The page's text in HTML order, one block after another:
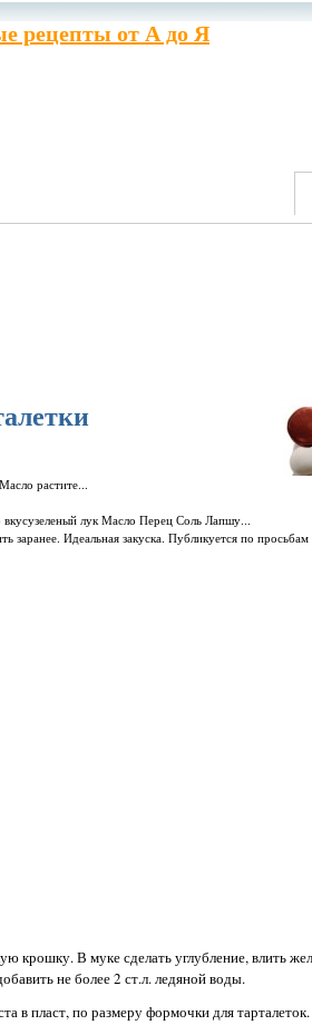
рецепты от А до Я
растите...
лук Масло Перец Соль Лапшу...
Идеальная закуска. Публикуется по
крошку. В муке сделать углубление, влить
не более 2 ст.л. ледяной воды.
в пласт, по размеру формочки для тарталеток.